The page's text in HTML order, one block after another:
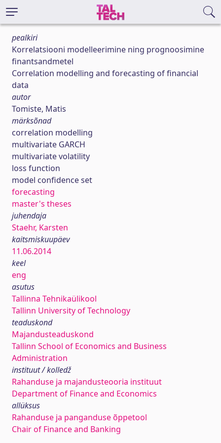
pealkiri
Korrelatsiooni modelleerimine ning prognoosimine
finantsandmetel
Correlation modelling and forecasting of financial
data
autor
Tomiste, Matis
märksõnad
correlation modelling
multivariate GARCH
multivariate volatility
loss function
model confidence set
forecasting
master's theses
juhendaja
Staehr, Karsten
kaitsmiskuupäev
11.06.2014
keel
eng
asutus
Tallinna Tehnikaülikool
Tallinn University of Technology
teaduskond
Majandusteaduskond
Tallinn School of Economics and Business
Administration
instituut / kolledž
Rahanduse ja majandusteooria instituut
Department of Finance and Economics
allüksus
Rahanduse ja panganduse õppetool
Chair of Finance and Banking